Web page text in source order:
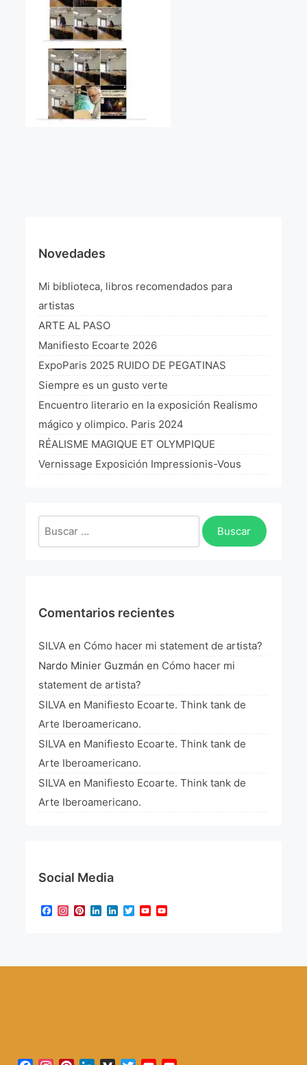
Política de cookies
Expositions
Bruit de gommettes Paris 2025
«Réalisme Magique et Olympique» PARIS 2024
L’art Latino-américain à Paris 2019
Reflecting Source. NY 2019
«Sincronías con sentido» Bogotá Colombia 2019
«Huellas trashumantes» New York 2018
Commissaire D’exposition
Novedades
Mi biblioteca, libros recomendados para
artistas
ARTE AL PASO
Manifiesto Ecoarte 2026
ExpoParis 2025 RUIDO DE PEGATINAS
Siempre es un gusto verte
Encuentro literario en la exposición Realismo
mágico y olimpico. Paris 2024
RÉALISME MAGIQUE ET OLYMPIQUE
Vernissage Exposición Impressionis-Vous
Buscar:
Comentarios recientes
SILVA en Cómo hacer mi statement de artista?
Nardo Minier Guzmán en Cómo hacer mi
statement de artista?
SILVA en Manifiesto Ecoarte. Think tank de
Arte Iberoamericano.
SILVA en Manifiesto Ecoarte. Think tank de
Arte Iberoamericano.
SILVA en Manifiesto Ecoarte. Think tank de
Arte Iberoamericano.
Social Media
Facebook
Instagram
Pinterest
LinkedIn
LinkedIn
TwitterYouTube